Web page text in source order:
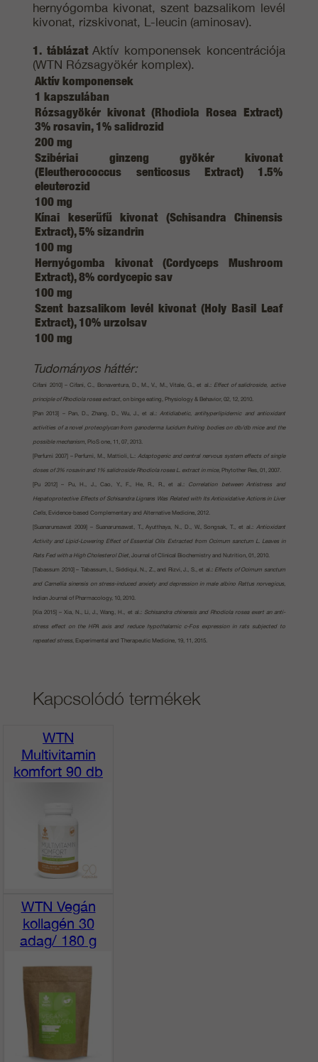
hernyógomba kivonat, szent bazsalikom levél
kivonat, rizskivonat, L-leucin (aminosav).
1. táblázat Aktív komponensek koncentrációja
(WTN Rózsagyökér komplex).
Aktív komponensek
1 kapszulában
Rózsagyökér kivonat (Rhodiola Rosea Extract)
3% rosavin, 1% salidrozid
200 mg
Szibériai ginzeng gyökér kivonat
(Eleutherococcus senticosus Extract) 1.5%
eleuterozid
100 mg
Kínai keserűfű kivonat (Schisandra Chinensis
Extract), 5% sizandrin
100 mg
Hernyógomba kivonat (Cordyceps Mushroom
Extract), 8% cordycepic sav
100 mg
Szent bazsalikom levél kivonat (Holy Basil Leaf
Extract), 10% urzolsav
100 mg
Tudományos háttér:
Cifani 2010] – Cifani, C., Bonaventura, D., M., V., M., Vitale, G., et al.: Effect of salidroside, active
principle of Rhodiola rosea extract, on binge eating, Physiology & Behavior, 02, 12, 2010.
[Pan 2013] – Pan, D., Zhang, D., Wu, J., et al.:Antidiabetic, antihyperlipidemic and antioxidant
activities of a novel proteoglycan from ganoderma lucidum fruiting bodies on db/db mice and the
possible mechanism, PloS one, 11, 07, 2013.
[Perfumi 2007] – Perfumi, M., Mattioli, L.: Adaptogenic and central nervous system effects of single
doses of 3% rosavin and 1% salidroside Rhodiola rosea L. extract in mice, Phytother Res, 01, 2007.
[Pu 2012] – Pu, H., J., Cao, Y., F., He, R., R., et al.: Correlation between Antistress and
Hepatoprotective Effects of Schisandra Lignans Was Related with Its Antioxidative Actions in Liver
Cells, Evidence-based Complementary and Alternative Medicine, 2012.
[Suanarunsawat 2009] – Suanarunsawat, T., Ayutthaya, N., D., W., Songsak, T., et al.: Antioxidant
Activity and Lipid-Lowering Effect of Essential Oils Extracted from Ocimum sanctum L. Leaves in
Rats Fed with a High Cholesterol Diet, Journal of Clinical Biochemistry and Nutrition, 01, 2010.
[Tabassum 2010] – Tabassum, I., Siddiqui, N., Z., and Rizvi, J., S., et al.: Effects of Ocimum sanctum
and Camellia sinensis on stress-induced anxiety and depression in male albino Rattus norvegicus,
Indian Journal of Pharmacology, 10, 2010.
[Xia 2015] – Xia, N., Li, J., Wang, H., et al.: Schisandra chinensis and Rhodiola rosea exert an anti-
stress effect on the HPA axis and reduce hypothalamic c-Fos expression in rats subjected to
repeated stress, Experimental and Therapeutic Medicine, 19, 11, 2015.
Kapcsolódó termékek
WTN
Multivitamin
komfort 90 db
WTN Vegán
kollagén 30
adag/ 180 g